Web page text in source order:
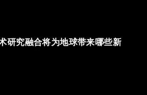
研究融合将为地球带来哪些新